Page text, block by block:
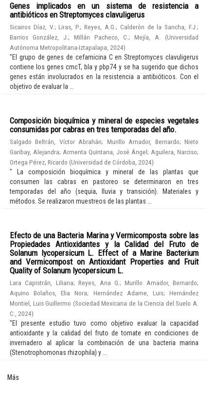
Genes implicados en un sistema de resistencia a
antibióticos en Streptomyces clavuligerus
Sicairos Díaz, V.;Liras, P.;Reyes, A.G. ; Calderón de la Sancha, F.J.;
Barrios González, J. ; Millán Pacheco, C.;Mejía, A. (Universidad
Autónoma Metropolitana-Iztapalapa 2024)
"El grupo de genes de cefamicina C en Streptomyces clavuligerus
contiene los genes cmcT, bla y pbp74 y se ha sugerido que dichos
genes están involucrados en la resistencia a antibióticos. Con el
objetivo de evaluar la ...
Composición bioquímica y mineral de especies vegetales
consumidas por cabras en tres temporadas del año.
Salgado Beltrán, Víctor Abrahán; Murillo Amador, Bernardo;Nieto
Garibay, Alejandra; Armenta Quintana, José Ángel; Aguilera, Narciso;
Ortega Pérez, Ricardo (Universidad de Córdoba 2024)
" La composición bioquímica y mineral de las plantas que
consumen las cabras en pastoreo se determinaron en tres
temporadas del año (sequia, lluvia y transición). Materiales y
métodos. Se realizaron muestreos de las plantas ...
Efecto de una Bacteria Marina y Vermicomposta sobre las
Propiedades Antioxidantes y la Calidad del Fruto de
Solanum lycopersicum L. Effect of a Marine Bacterium
and Vermicompost on Antioxidant Properties and Fruit
Quality of Solanum lycopersicum L.
Lara Capistrán, Liliana;Reyes, Ana G. ;Murillo Amador, Bernardo;
Aquino Bolaños, Elia Nora; Hernández Adame, Luis;Hernández
Montiel, Luis Guillermo (Sociedad Mexicana de la Ciencia del Suelo A.
C.
2024)
"El presente estudio tuvo como objetivo evaluar la capacidad
antioxidante y la calidad del fruto de tomate en condiciones de
invernadero al aplicar la combinación de una bacteria marina
(Stenotrophomonas rhizophila) y ...
Más